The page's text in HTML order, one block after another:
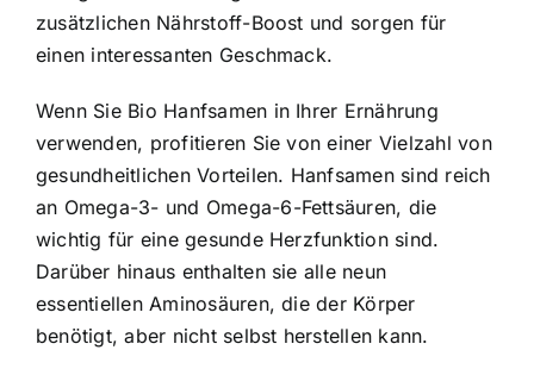
zusätzlichen Nährstoff-Boost und sorgen für
einen interessanten Geschmack.
Wenn Sie Bio Hanfsamen in Ihrer Ernährung
verwenden, profitieren Sie von einer Vielzahl von
gesundheitlichen Vorteilen. Hanfsamen sind reich
an Omega-3- und Omega-6-Fettsäuren, die
wichtig für eine gesunde Herzfunktion sind.
Darüber hinaus enthalten sie alle neun
essentiellen Aminosäuren, die der Körper
benötigt, aber nicht selbst herstellen kann.